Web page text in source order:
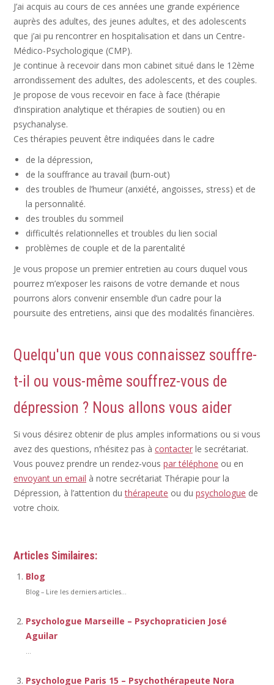
J’ai acquis au cours de ces années une grande expérience
auprès des adultes, des jeunes adultes, et des adolescents
que j’ai pu rencontrer en hospitalisation et dans un Centre-
Médico-Psychologique (CMP).
Je continue à recevoir dans mon cabinet situé dans le 12ème
arrondissement des adultes, des adolescents, et des couples.
Je propose de vous recevoir en face à face (thérapie
d’inspiration analytique et thérapies de soutien) ou en
psychanalyse.
Ces thérapies peuvent être indiquées dans le cadre
de la dépression,
de la souffrance au travail (burn-out)
des troubles de l’humeur (anxiété, angoisses, stress) et de
la personnalité.
des troubles du sommeil
difficultés relationnelles et troubles du lien social
problèmes de couple et de la parentalité
Je vous propose un premier entretien au cours duquel vous
pourrez m’exposer les raisons de votre demande et nous
pourrons alors convenir ensemble d’un cadre pour la
poursuite des entretiens, ainsi que des modalités financières.
Quelqu'un que vous connaissez souffre-
t-il ou vous-même souffrez-vous de
dépression ? Nous allons vous aider
Si vous désirez obtenir de plus amples informations ou si vous
avez des questions, n’hésitez pas à contacter le secrétariat.
Vous pouvez prendre un rendez-vous par téléphone ou en
envoyant un email à notre secrétariat Thérapie pour la
Dépression, à l’attention duthérapeute ou du psychologue de
votre choix.
Articles Similaires:
Blog
Blog – Lire les derniers articles...
Psychologue Marseille – Psychopraticien José
Aguilar
...
Psychologue Paris 15 – Psychothérapeute Nora